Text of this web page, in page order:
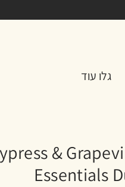
גלו עוד
&
Essentials